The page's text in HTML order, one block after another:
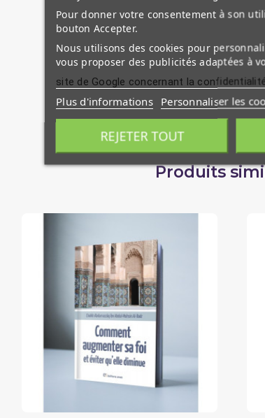
Produits
Pour donner votre consentement à son
bouton Accepter.
Nous utilisons des cookies pour
vous proposer des publicités adaptées à
site de Google concernant la
Plus d'informations Personnaliser les
REJETER TOUT